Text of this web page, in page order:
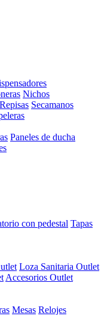
Nichos
Repisas Secamanos
Paneles de ducha
con pedestal Tapas
Loza Sanitaria Outlet
Accesorios Outlet
Mesas Relojes